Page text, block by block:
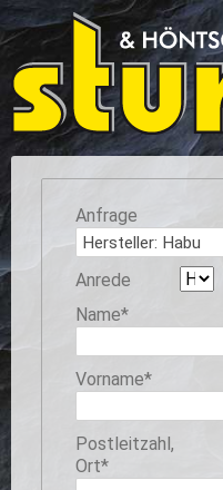
Anfrage
Anrede
Pflichtfeld
Name*
Pflichtfeld
Vorname*
Pflichtfeld
Postleitzahl,
Ort*